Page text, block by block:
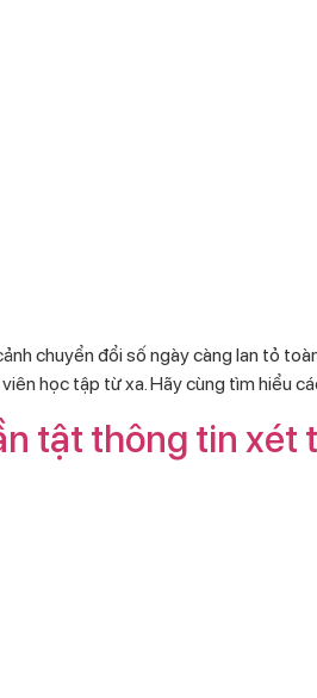
chuyển đổi số ngày càng lan tỏ
học tập từ xa. Hãy cùng tìm hiểu
tật thông tin xét